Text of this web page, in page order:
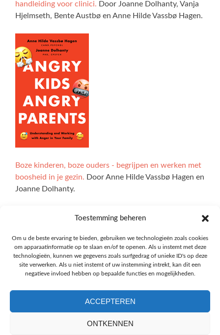
Toestemming beheren
Om u de beste ervaring te bieden, gebruiken we technologieën zoals cookies
om apparaatinformatie op te slaan en/of te openen. Als u instemt met deze
technologieën, kunnen we gegevens zoals surfgedrag of unieke ID's op deze
site verwerken. Als u niet instemt of uw instemming intrekt, kan dit een
negatieve invloed hebben op bepaalde functies en mogelijkheden.
ACCEPTEREN
ONTKENNEN
handleiding voor clinici. Door Joanne Dolhanty, Vanja
Hjelmseth, Bente Austbø en Anne Hilde Vassbø Hagen.
Boze kinderen, boze ouders - begrijpen en werken met
boosheid in je gezin. Door Anne Hilde Vassbø Hagen en
Joanne Dolhanty.
Alle illustraties op de website zijn gemaakt door Ingrid
Marie Bøhler Høvik. De interactieve delen van de site zijn
ontwikkeld met technologie van Explorable, en we zijn
Oskar Blakstad veel dank verschuldigd.